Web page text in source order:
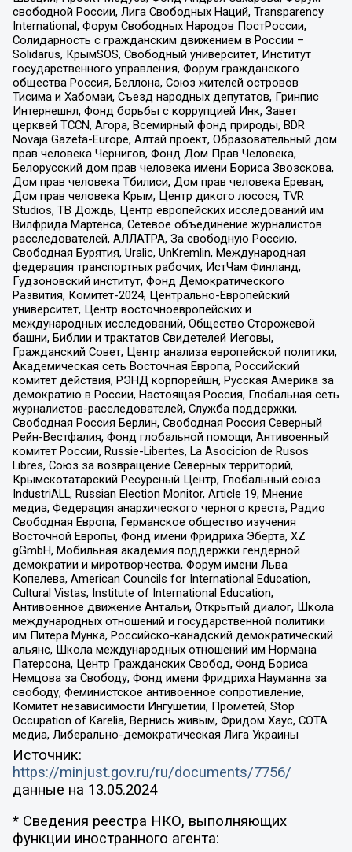
свободной России, Лига Свободных Наций, Transparеncy
International, Форум Свободных Народов ПостРоссии,
Солидарность с гражданским движением в России –
Solidarus, КрымSOS, Свободный университет, Институт
государственного управления, Форум гражданского
общества Россия, Беллона, Союз жителей островов
Тисима и Хабомаи, Съезд народных депутатов, Гринпис
Интернешнл, Фонд борьбы с коррупцией Инк, Завет
церквей TCCN, Агора, Всемирный фонд природы, BDR
Novaja Gazeta-Europe, Алтай проект, Образовательный дом
прав человека Чернигов, Фонд Дом Прав Человека,
Белорусский дом прав человека имени Бориса Звозскова,
Дом прав человека Тбилиси, Дом прав человека Ереван,
Дом прав человека Крым, Центр дикого лосося, TVR
Studios, ТВ Дождь, Центр европейских исследований им
Вилфрида Мартенса, Сетевое объединение журналистов
расследователей, АЛЛАТРА, За свободную Россию,
Свободная Бурятия, Uralic, UnKremlin, Международная
федерация транспортных рабочих, ИстЧам Финланд,
Гудзоновский институт, Фонд Демократического
Развития, Комитет-2024, Центрально-Европейский
университет, Центр восточноевропейских и
международных исследований, Общество Сторожевой
башни, Библии и трактатов Свидетелей Иеговы,
Гражданский Совет, Центр анализа европейской политики,
Академическая сеть Восточная Европа, Российский
комитет действия, РЭНД корпорейшн, Русская Америка за
демократию в России, Настоящая Россия, Глобальная сеть
журналистов-расследователей, Служба поддержки,
Свободная Россия Берлин, Свободная Россия Северный
Рейн-Вестфалия, Фонд глобальной помощи, Антивоенный
комитет России, Russie-Libertes, La Asocicion de Rusos
Libres, Союз за возвращение Северных территорий,
Крымскотатарский Ресурсный Центр, Глобальный союз
IndustriALL, Russian Election Monitor, Article 19, Мнение
медиа, Федерация анархического черного креста, Радио
Свободная Европа, Германское общество изучения
Восточной Европы, Фонд имени Фридриха Эберта, XZ
gGmbH, Мобильная академия поддержки гендерной
демократии и миротворчества, Форум имени Льва
Копелева, American Councils for International Education,
Cultural Vistas, Institute of International Education,
Антивоенное движение Антальи, Открытый диалог, Школа
международных отношений и государственной политики
им Питера Мунка, Российско-канадский демократический
альянс, Школа международных отношений им Нормана
Патерсона, Центр Гражданских Свобод, Фонд Бориса
Немцова за Свободу, Фонд имени Фридриха Науманна за
свободу, Феминистское антивоенное сопротивление,
Комитет независимости Ингушетии, Прометей, Stop
Occupation of Karelia, Вернись живым, Фридом Хаус, СОТА
медиа, Либерально-демократическая Лига Украины
Источник:
https://minjust.gov.ru/ru/documents/7756/
данные на 13.05.2024
* Сведения реестра НКО, выполняющих
функции иностранного агента: